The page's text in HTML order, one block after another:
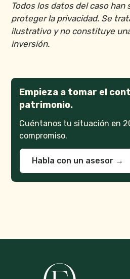
Empieza a tomar el
patrimonio.
Cuéntanos tu situación en
compromiso.
Habla con un asesor →
Todos los datos del caso han
proteger la privacidad. Se
ilustrativo y no constituye
inversión.